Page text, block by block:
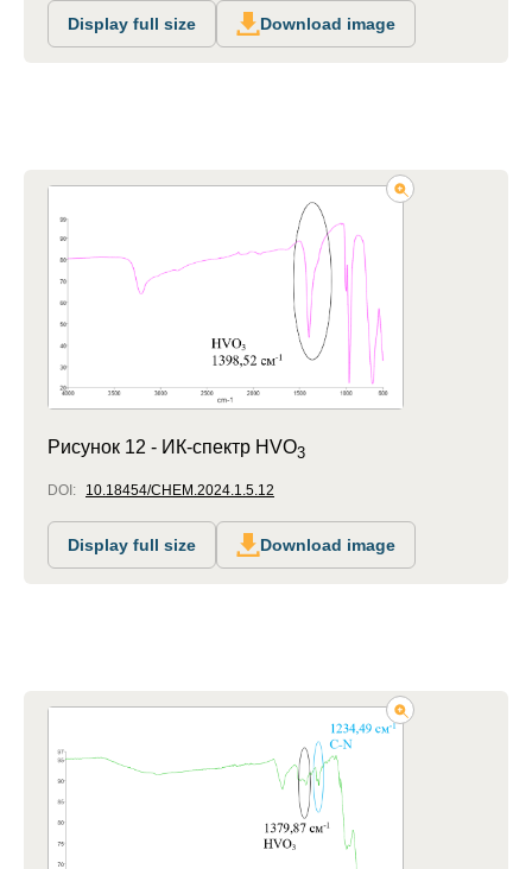
Display full size Download image
Рисунок 12 - ИК-спектр HVO3
DOI: 10.18454/CHEM.2024.1.5.12
Display full size Download image